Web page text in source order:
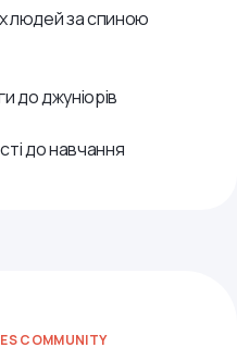
людей за спиною
до джуніорів
до навчання
COMMUNITY